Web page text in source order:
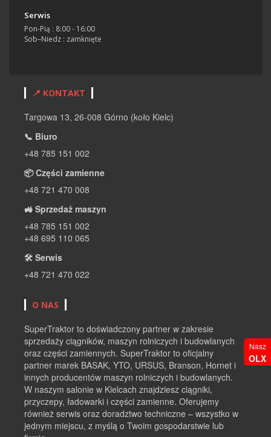
Serwis
Pon-Pią : 8:00 - 16:00
Sob–Niedz : zamknięte
📍 KONTAKT
Targowa 13, 26-008 Górno (koło Kielc)
📞 Biuro
+48 785 151 002
📦 Części zamienne
+48 721 470 008
🚜 Sprzedaż maszyn
+48 785 151 002
+48 695 110 065
🛠 Serwis
+48 721 470 022
O NAS
SuperTraktor to doświadczony partner w zakresie
sprzedaży ciągników, maszyn rolniczych i budowlanych
oraz części zamiennych. SuperTraktor to oficjalny
partner marek BASAK, YTO, URSUS, Branson, Hornet i
innych producentów maszyn rolniczych i budowlanych.
W naszym salonie w Kielcach znajdziesz ciągniki,
przyczepy, ładowarki i części zamienne. Oferujemy
również serwis oraz doradztwo techniczne – wszystko w
jednym miejscu, z myślą o Twoim gospodarstwie lub
Nasz
OLX